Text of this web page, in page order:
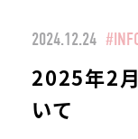
2024.12.24
2025年2
いて